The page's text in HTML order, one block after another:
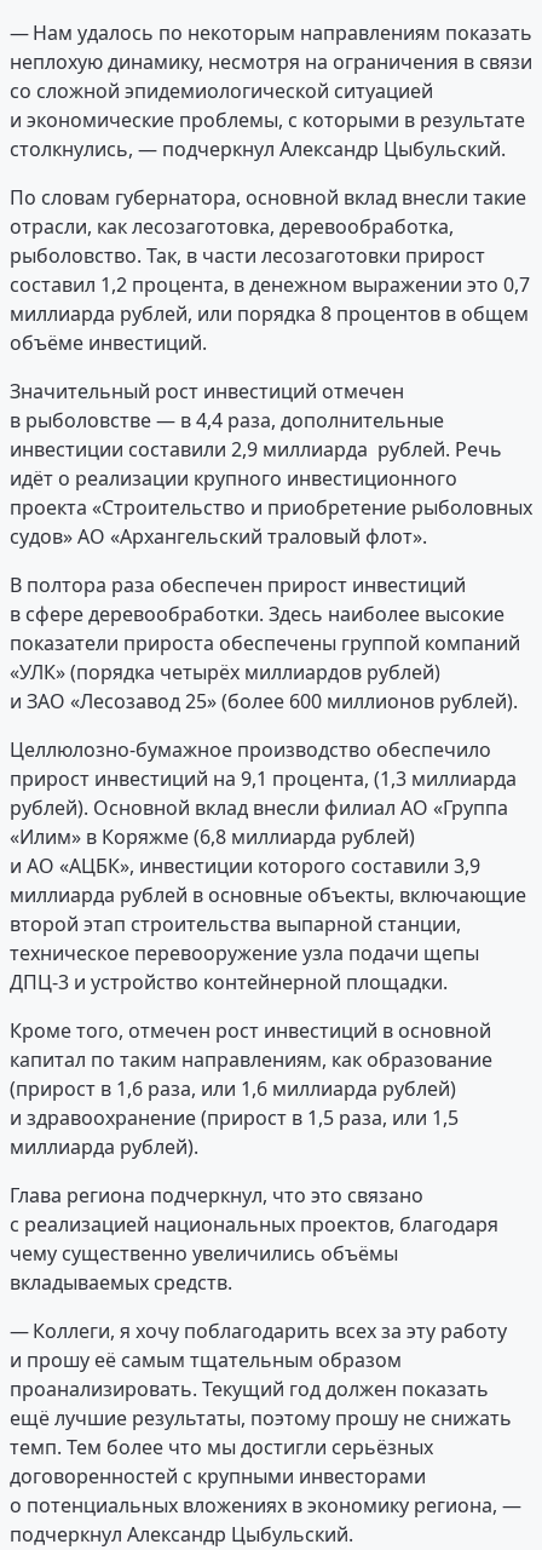
— Нам удалось по некоторым направлениям показать
неплохую динамику, несмотря на ограничения в связи
со сложной эпидемиологической ситуацией
и экономические проблемы, с которыми в результате
столкнулись, — подчеркнул Александр Цыбульский.
По словам губернатора, основной вклад внесли такие
отрасли, как лесозаготовка, деревообработка,
рыболовство. Так, в части лесозаготовки прирост
составил 1,2 процента, в денежном выражении это 0,7
миллиарда рублей, или порядка 8 процентов в общем
объёме инвестиций.
Значительный рост инвестиций отмечен
в рыболовстве — в 4,4 раза, дополнительные
инвестиции составили 2,9 миллиарда рублей. Речь
идёт о реализации крупного инвестиционного
проекта «Строительство и приобретение рыболовных
судов» АО «Архангельский траловый флот».
В полтора раза обеспечен прирост инвестиций
в сфере деревообработки. Здесь наиболее высокие
показатели прироста обеспечены группой компаний
«УЛК» (порядка четырёх миллиардов рублей)
и ЗАО «Лесозавод 25» (более 600 миллионов рублей).
Целлюлозно-бумажное производство обеспечило
прирост инвестиций на 9,1 процента, (1,3 миллиарда
рублей). Основной вклад внесли филиал АО «Группа
«Илим» в Коряжме (6,8 миллиарда рублей)
и АО «АЦБК», инвестиции которого составили 3,9
миллиарда рублей в основные объекты, включающие
второй этап строительства выпарной станции,
техническое перевооружение узла подачи щепы
ДПЦ-3 и устройство контейнерной площадки.
Кроме того, отмечен рост инвестиций в основной
капитал по таким направлениям, как образование
(прирост в 1,6 раза, или 1,6 миллиарда рублей)
и здравоохранение (прирост в 1,5 раза, или 1,5
миллиарда рублей).
Глава региона подчеркнул, что это связано
с реализацией национальных проектов, благодаря
чему существенно увеличились объёмы
вкладываемых средств.
— Коллеги, я хочу поблагодарить всех за эту работу
и прошу её самым тщательным образом
проанализировать. Текущий год должен показать
ещё лучшие результаты, поэтому прошу не снижать
темп. Тем более что мы достигли серьёзных
договоренностей с крупными инвесторами
о потенциальных вложениях в экономику региона, —
подчеркнул Александр Цыбульский.